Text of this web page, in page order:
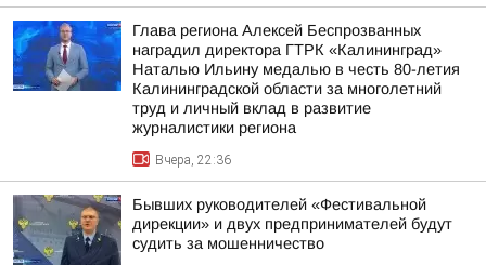
Глава региона Алексей Беспрозванных
наградил директора ГТРК «Калининград»
Наталью Ильину медалью в честь 80-летия
Калининградской области за многолетний
труд и личный вклад в развитие
журналистики региона
Вчера, 22:36
Бывших руководителей «Фестивальной
дирекции» и двух предпринимателей будут
судить за мошенничество